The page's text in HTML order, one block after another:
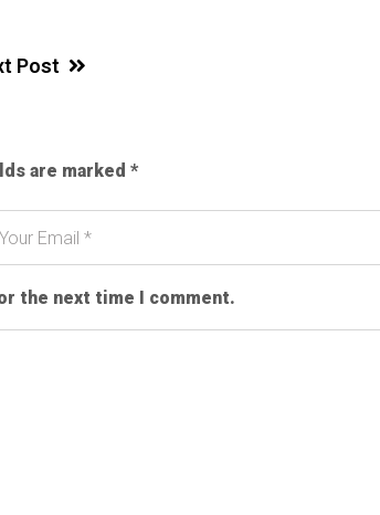
Post
are marked *
the next time I comment.